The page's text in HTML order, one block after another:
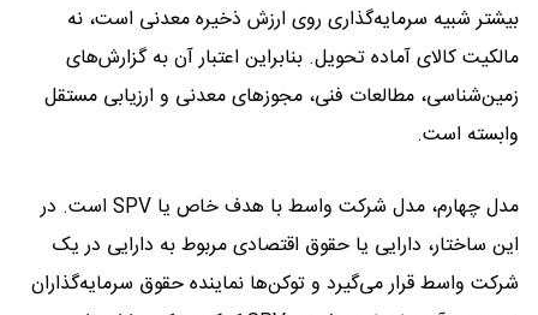
بیشتر شبیه سرمایه‌گذاری روی ارزش ذخیره معدنی است، نه
مالکیت کالای آماده تحویل. بنابراین اعتبار آن به گزارش‌های
زمین‌شناسی، مطالعات فنی، مجوزهای معدنی و ارزیابی مستقل
وابسته است.
مدل چهارم، مدل شرکت واسط با هدف خاص یا SPV است. در
این ساختار، دارایی یا حقوق اقتصادی مربوط به دارایی در یک
شرکت واسط قرار می‌گیرد و توکن‌ها نماینده حقوق سرمایه‌گذاران